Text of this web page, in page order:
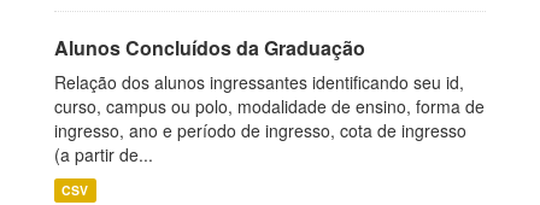
Alunos Concluídos da Graduação
Relação dos alunos ingressantes identificando seu id,
curso, campus ou polo, modalidade de ensino, forma de
ingresso, ano e período de ingresso, cota de ingresso
(a partir de...
CSV